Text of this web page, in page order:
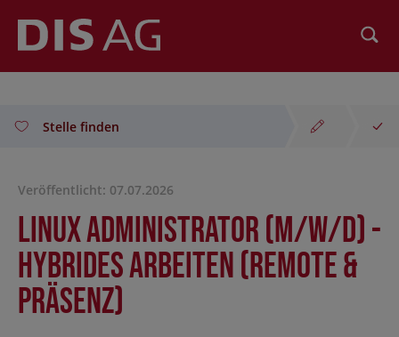
Stelle finden
Veröffentlicht: 07.07.2026
Linux Administrator (m/w/d) -
hybrides Arbeiten (Remote &
Präsenz)